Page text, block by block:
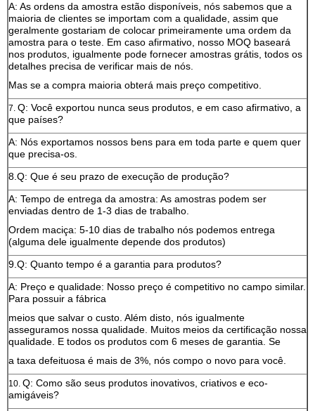
A: As ordens da amostra estão disponíveis, nós sabemos que a
maioria de clientes se importam com a qualidade, assim que
geralmente gostariam de colocar primeiramente uma ordem da
amostra para o teste. Em caso afirmativo, nosso MOQ baseará
nos produtos, igualmente pode fornecer amostras grátis, todos os
detalhes precisa de verificar mais de nós.
Mas se a compra maioria obterá mais preço competitivo.
7. Q: Você exportou nunca seus produtos, e em caso afirmativo, a
que países?
A: Nós exportamos nossos bens para em toda parte e quem quer
que precisa-os.
8.Q: Que é seu prazo de execução de produção?
A: Tempo de entrega da amostra: As amostras podem ser
enviadas dentro de 1-3 dias de trabalho.
Ordem maciça: 5-10 dias de trabalho nós podemos entrega
(alguma dele igualmente depende dos produtos)
9.Q: Quanto tempo é a garantia para produtos?
A: Preço e qualidade: Nosso preço é competitivo no campo similar.
Para possuir a fábrica
meios que salvar o custo. Além disto, nós igualmente
asseguramos nossa qualidade. Muitos meios da certificação nossa
qualidade. E todos os produtos com 6 meses de garantia. Se
a taxa defeituosa é mais de 3%, nós compo o novo para você.
10. Q: Como são seus produtos inovativos, criativos e eco-
amigáveis?